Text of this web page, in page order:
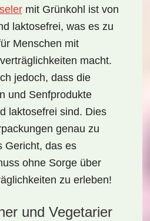
mit Grünkohl ist von
laktosefrei, was es zu
Menschen mit
macht.
jedoch, dass die
und Senfprodukte
laktosefrei sind. Dies
genau zu
Gericht, das es
ohne Sorge über
zu erleben!
und Vegetarier